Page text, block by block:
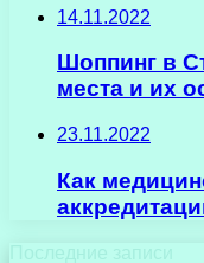
14.11.2022
Шоппинг в
места и их
23.11.2022
Как
Последние записи